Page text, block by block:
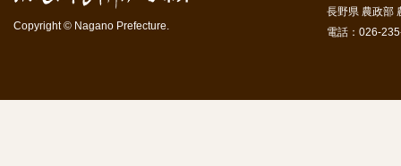
Copyright © Nagano Prefecture.
長野県 農政部
電話：026-